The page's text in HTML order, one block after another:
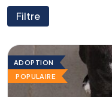
Filtre
ADOPTION
POPULAIRE